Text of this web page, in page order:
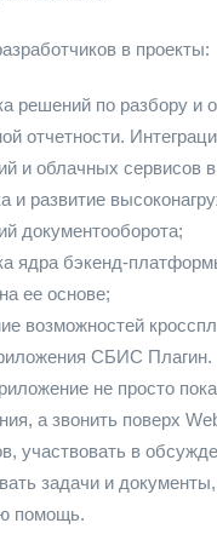
в проекты:
решений по разбору и
отчетности.
и облачных
и развитие
документооборота;
ядра бэкенд-
ее основе;
возможностей
СБИС Плагин.
не просто
а звонить поверх
участвовать в
задачи и
помощь.